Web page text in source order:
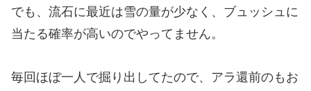
でも、流石に最近は雪の量が少なく、ブュッシュに
当たる確率が高いのでやってません。
毎回ほぼ一人で掘り出してたので、アラ還前のもお